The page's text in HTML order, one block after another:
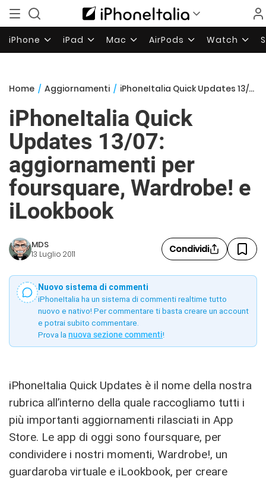
iPhone iPad Mac AirPods Watch
Home / Aggiornamenti / iPhoneItalia Quick Updates 13/07: aggiornamenti per foursquare, Wardrobe! e iLookbook
iPhoneItalia Quick
Updates 13/07:
aggiornamenti per
foursquare, Wardrobe! e
iLookbook
MDS
13 Luglio 2011 Condividi
Nuovo sistema di commenti
iPhoneItalia ha un sistema di commenti realtime tutto
nuovo e nativo! Per commentare ti basta creare un account
e potrai subito commentare.
Prova la nuova sezione commenti!
iPhoneItalia Quick Updates è il nome della nostra
rubrica all’interno della quale raccogliamo tutti i
più importanti aggiornamenti rilasciati in App
Store. Le app di oggi sono foursquare, per
condividere i nostri momenti, Wardrobe!, un
guardaroba virtuale e iLookbook, per creare